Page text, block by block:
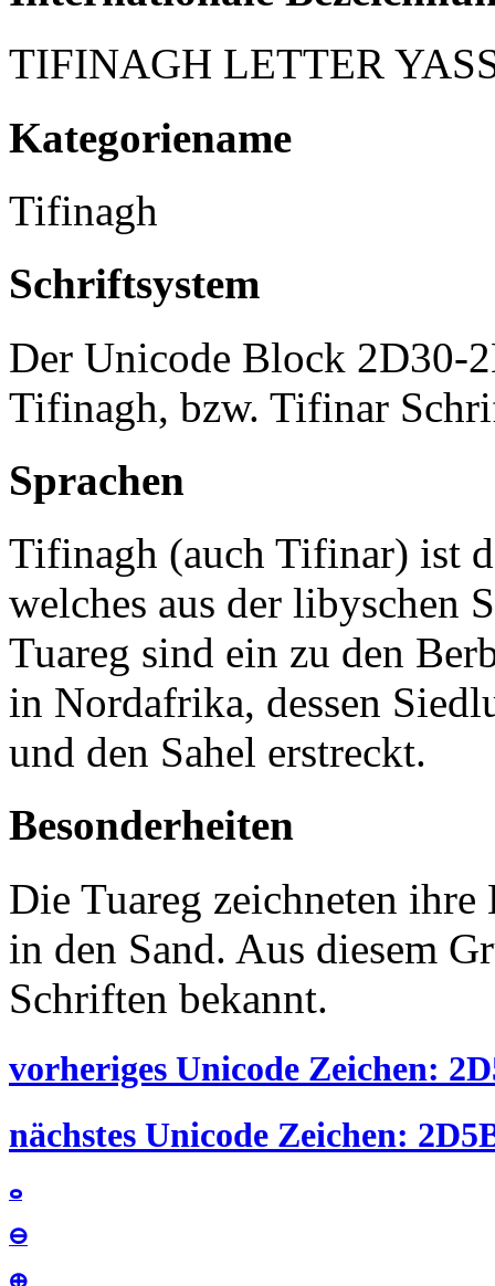
TIFINAGH LETTER
Kategoriename
Tifinagh
Schriftsystem
Der Unicode Block 2D30-
Tifinagh, bzw. Tifinar
Sprachen
Tifinagh (auch Tifinar) ist
welches aus der libyschen
Tuareg sind ein zu den
in Nordafrika, dessen
und den Sahel erstreckt.
Besonderheiten
Die Tuareg zeichneten
in den Sand. Aus diesem
Schriften bekannt.
vorheriges Unicode Zeichen:
nächstes Unicode Zeichen:
ⴰ
ⴱ